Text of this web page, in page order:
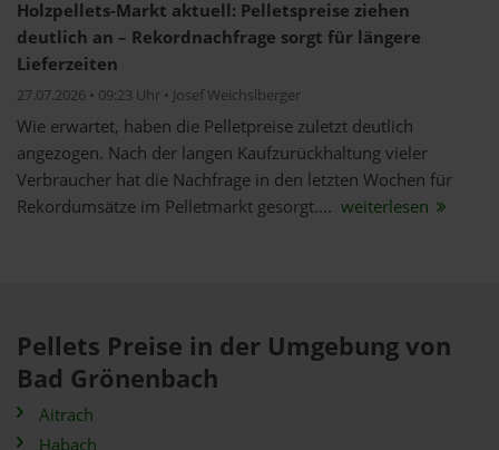
Holzpellets-Markt aktuell: Pelletspreise ziehen
deutlich an – Rekordnachfrage sorgt für längere
Lieferzeiten
27.07.2026 • 09:23 Uhr • Josef Weichslberger
Wie erwartet, haben die Pelletpreise zuletzt deutlich
angezogen. Nach der langen Kaufzurückhaltung vieler
Verbraucher hat die Nachfrage in den letzten Wochen für
Rekordumsätze im Pelletmarkt gesorgt.... weiterlesen
Pellets Preise in der Umgebung von
Bad Grönenbach
Aitrach
Habach